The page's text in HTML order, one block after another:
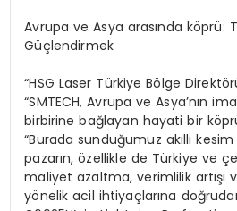
Avrupa ve Asya arasında köprü:
Güçlendirmek
“HSG Laser Türkiye Bölge
“SMTECH, Avrupa ve Asya’nın
birbirine bağlayan hayati bir
“Burada sunduğumuz akıllı
pazarın, özellikle de Türkiye ve
maliyet azaltma, verimlilik artışı
yönelik acil ihtiyaçlarına